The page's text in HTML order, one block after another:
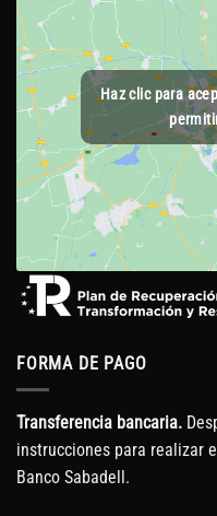
Haz clic para
FORMA DE PAGO
Transferencia bancaria.
instrucciones para realizar
Banco Sabadell.